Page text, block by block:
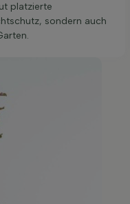
platzierte
sondern auch